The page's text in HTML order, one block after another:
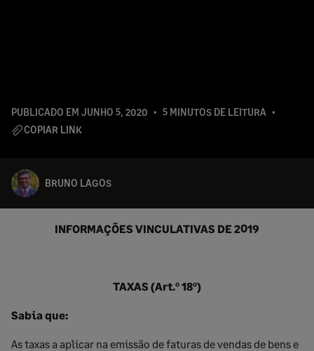
PUBLICADO EM JUNHO 5, 2020
5 MINUTOS DE LEITURA
COPIAR LINK
BRUNO LAGOS
INFORMAÇÕES VINCULATIVAS DE 2019
TAXAS (Art.º 18º)
Sabia que:
As taxas a aplicar na emissão de faturas de vendas de bens e